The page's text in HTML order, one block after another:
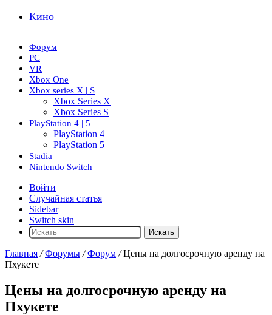
Кино
Форум
PC
VR
Xbox One
Xbox series X | S
Xbox Series X
Xbox Series S
PlayStation 4 | 5
PlayStation 4
PlayStation 5
Stadia
Nintendo Switch
Войти
Случайная статья
Sidebar
Switch skin
Искать
Главная / Форумы / Форум / Цены на долгосрочную аренду на
Пхукете
Цены на долгосрочную аренду на
Пхукете